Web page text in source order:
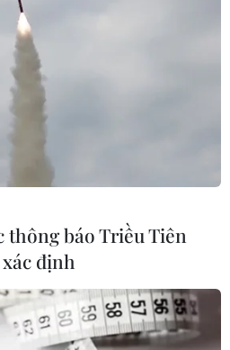
thông báo Triều Tiên
định